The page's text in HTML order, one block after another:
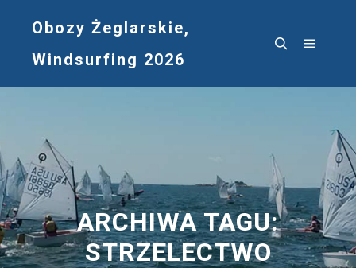
Obozy Żeglarskie,
Windsurfing 2026
ARCHIWA TAGU:
STRZELECTWO